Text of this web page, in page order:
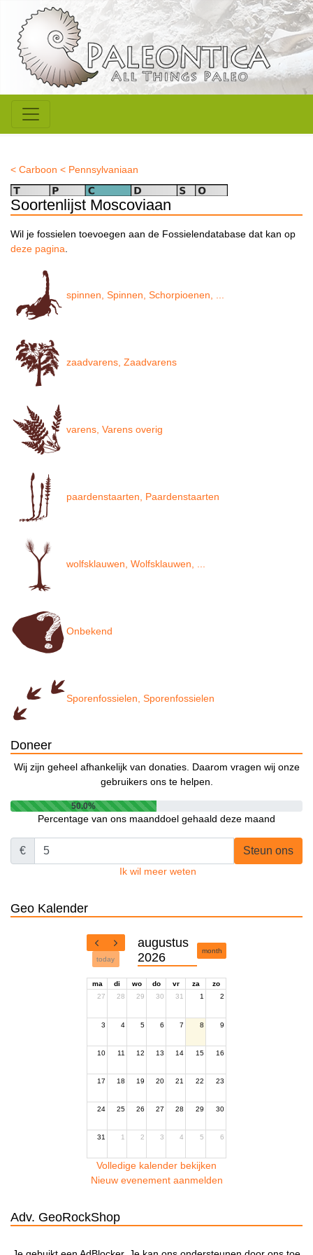
< Carboon < Pennsylvaniaan
Soortenlijst Moscoviaan
Wil je fossielen toevoegen aan de Fossielendatabase dat kan op
deze pagina.
spinnen, Spinnen, Schorpioenen, ...
zaadvarens, Zaadvarens
varens, Varens overig
paardenstaarten, Paardenstaarten
wolfsklauwen, Wolfsklauwen, ...
Onbekend
Sporenfossielen, Sporenfossielen
Doneer
Wij zijn geheel afhankelijk van donaties. Daarom vragen wij onze
gebruikers ons te helpen.
50.0%
Percentage van ons maanddoel gehaald deze maand
€ Steun ons
Ik wil meer weten
Geo Kalender
today
augustus
2026
month
ma di wo do vr za
zo
27
28 29 30 31 1 2
3 4 5 6 7 8 9
10 11 12 13 14 15 16
17 18 19 20 21 22 23
24 25 26 27 28 29 30
31 1 2 3 4 5 6
Volledige kalender bekijken
Nieuw evenement aanmelden
Adv. GeoRockShop